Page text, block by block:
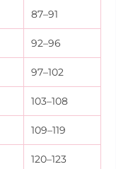
87–91
92–96
97–102
103–108
109–119
120–123